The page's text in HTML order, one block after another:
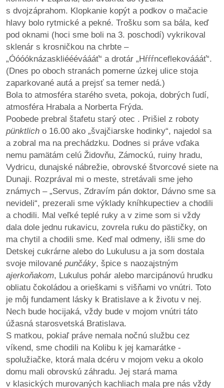
s dvojzáprahom. Klopkanie kopýt a podkov o mačacie
hlavy bolo rytmické a pekné. Trošku som sa bála, keď
pod oknami (hoci sme boli na 3. poschodí) vykrikoval
sklenár s krosničkou na chrbte –
„Óóóóknázaskliéééváááť“ a drotár „Hŕŕŕnceflekováááť“.
(Dnes po oboch stranách pomerne úzkej ulice stoja
zaparkované autá a prejsť sa temer nedá.)
Bola to atmosféra starého sveta, pokoja, dobrých ľudí,
atmosféra Hrabala a Norberta Frýda.
Poobede prebral štafetu starý otec . Prišiel z roboty
pünktlich o 16.00 ako „švajčiarske hodinky“, najedol sa
a zobral ma na prechádzku. Dodnes si práve vďaka
nemu pamätám celú Židovňu, Zámockú, ruiny hradu,
Vydricu, dunajské nábrežie, obrovské štvorcové siete na
Dunaji. Rozprával mi o meste, stretávali sme jeho
známych – „Servus, Zdravím pán doktor, Dávno sme sa
nevideli“, prezerali sme výklady kníhkupectiev a chodili
a chodili. Mal veľké teplé ruky a v zime som si vždy
dala dole jednu rukavicu, zovrela ruku do pästičky, on
ma chytil a chodili sme. Keď mal odmeny, išli sme do
Detskej cukrárne alebo do Lukulusu a ja som dostala
svoje milované punčáky, špice s naozajstným
ajerkoňakom, Lukulus pohár alebo marcipánovú hrudku
obliatu čokoládou a orieškami s višňami vo vnútri. Toto
je môj fundament lásky k Bratislave a k životu v nej.
Nech bude hocijaká, vždy bude v mojom vnútri táto
úžasná starosvetská Bratislava.
S matkou, pokiaľ práve nemala nočnú službu cez
víkend, sme chodili na Kolibu k jej kamarátke -
spolužiačke, ktorá mala dcéru v mojom veku a okolo
domu mali obrovskú záhradu. Jej stará mama
v klasických murovaných kachliach mala pre nás vždy